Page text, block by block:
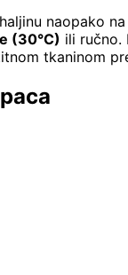
naopako
(30°C) ili ručno.
tkaninom